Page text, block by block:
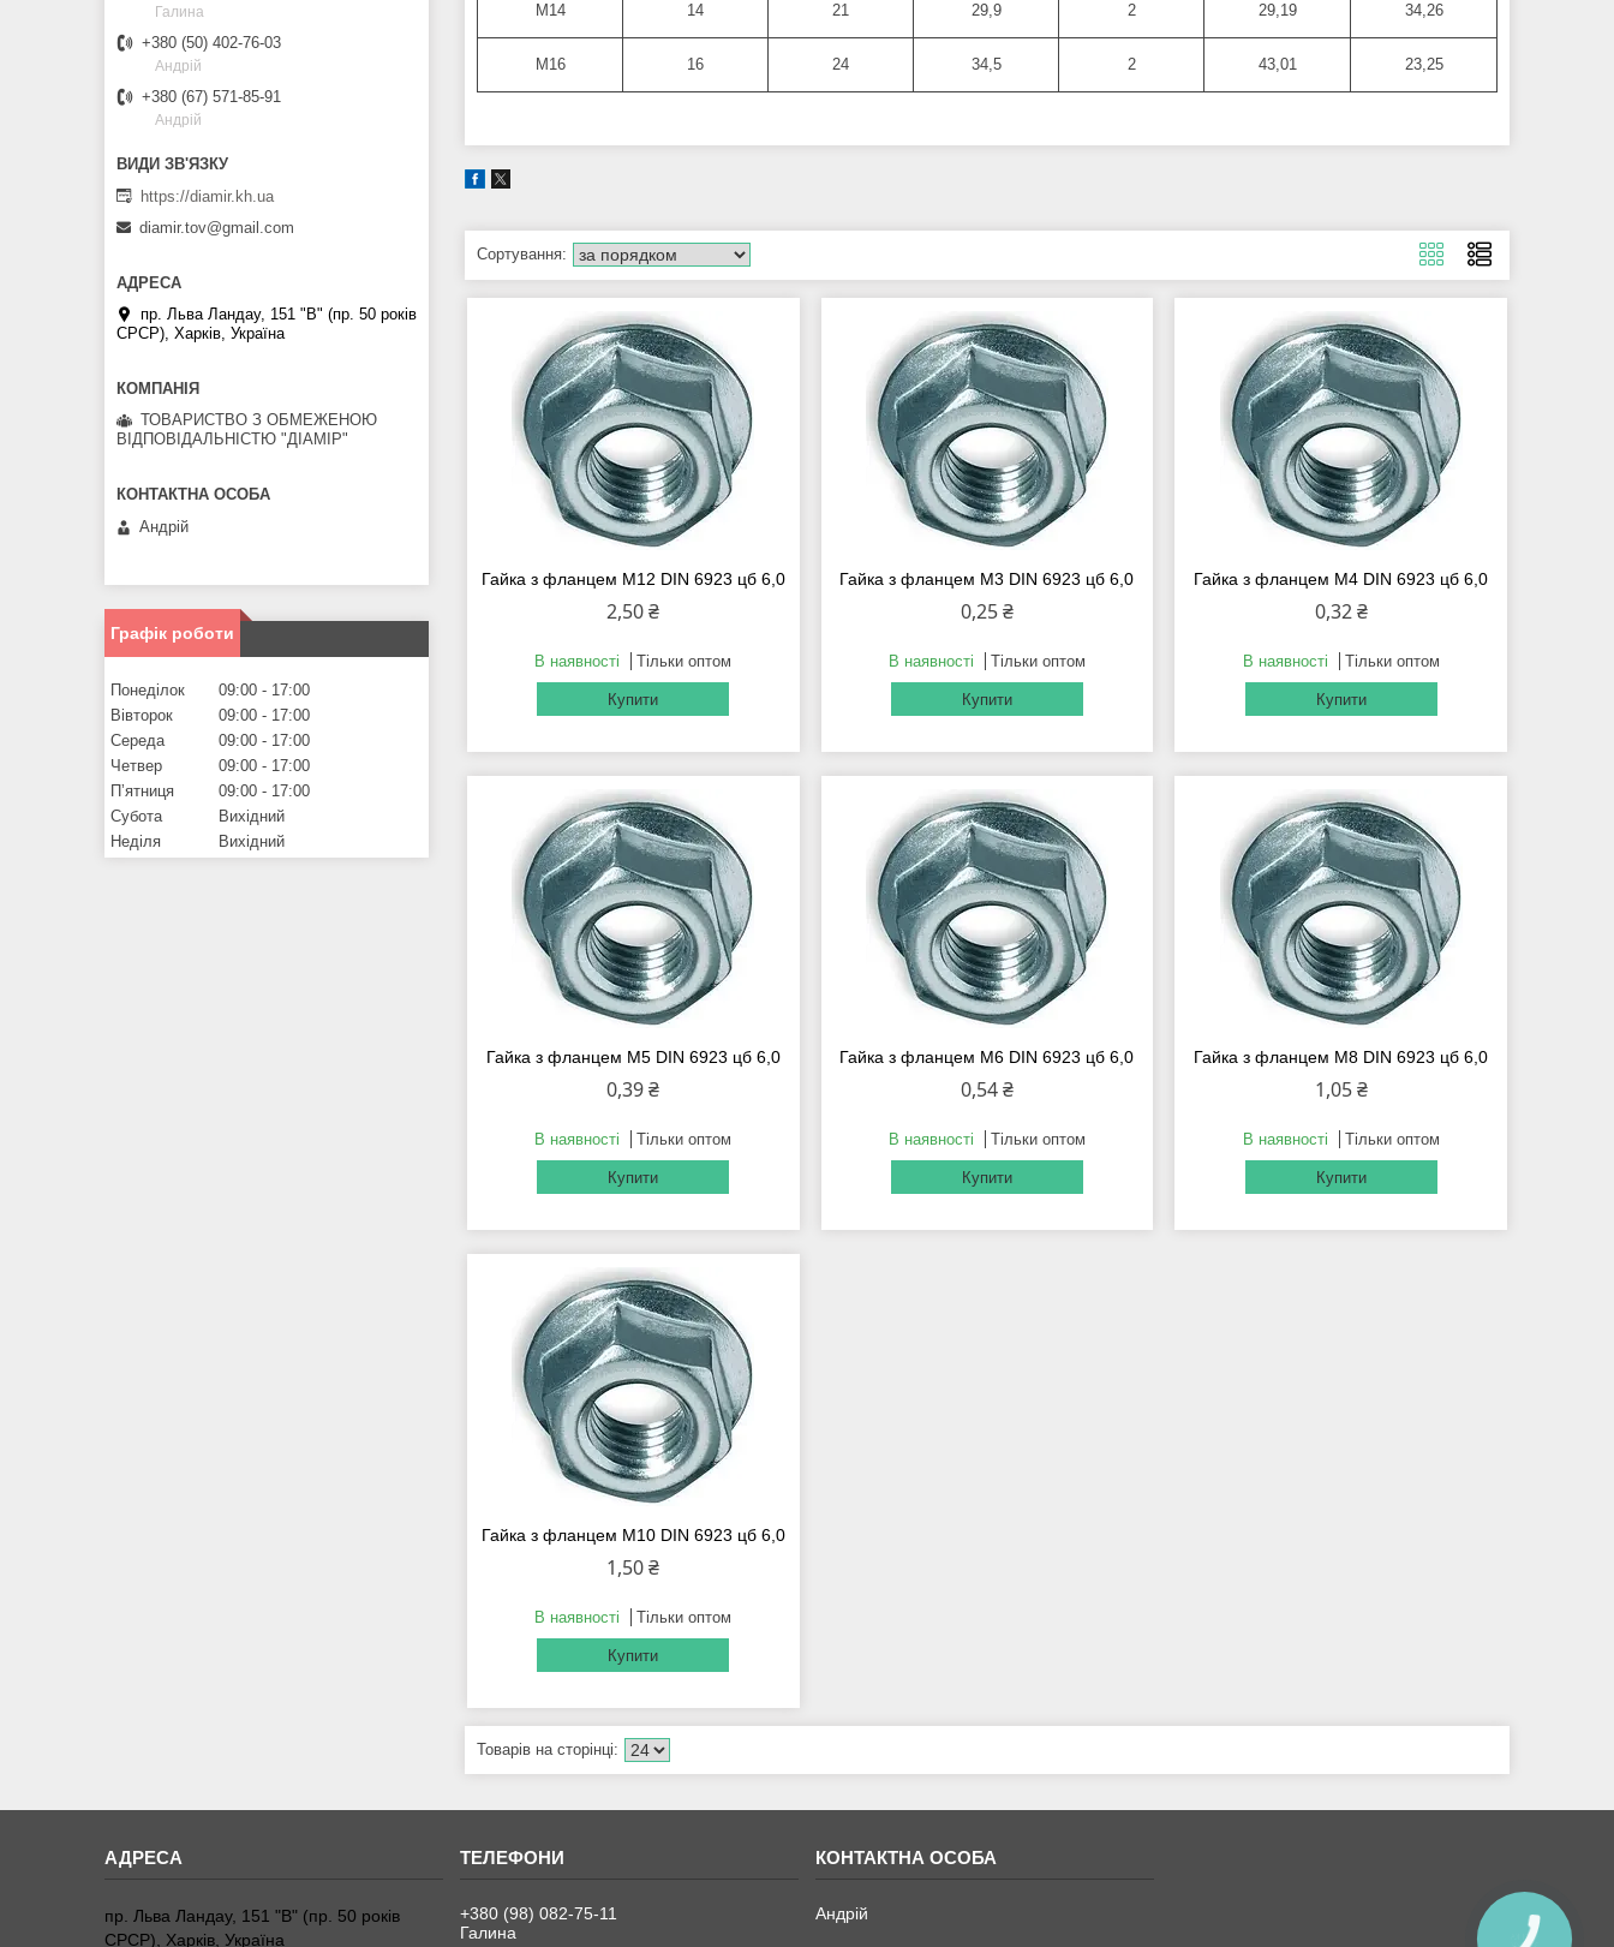
М14 14 21 29,9 2 29,19 34,26
М16 16 24 34,5 2 43,01 23,25
Гайка з фланцем М12 DIN 6923 цб 6,0
2,50 ₴
В наявності Тільки оптом
Купити
Гайка з фланцем М3 DIN 6923 цб 6,0
0,25 ₴
В наявності Тільки оптом
Купити
Гайка з фланцем М4 DIN 6923 цб 6,0
0,32 ₴
В наявності Тільки оптом
Купити
Гайка з фланцем М5 DIN 6923 цб 6,0
0,39 ₴
В наявності Тільки оптом
Купити
Гайка з фланцем М6 DIN 6923 цб 6,0
0,54 ₴
В наявності Тільки оптом
Купити
Гайка з фланцем М8 DIN 6923 цб 6,0
1,05 ₴
В наявності Тільки оптом
Купити
Гайка з фланцем М10 DIN 6923 цб 6,0
1,50 ₴
В наявності Тільки оптом
Купити
Галина
+380 (50) 402-76-03
Андрій
+380 (67) 571-85-91
Андрій
https://diamir.kh.ua
diamir.tov@gmail.com
пр. Льва Ландау, 151 "В" (пр. 50 років
СРСР), Харків, Україна
ТОВАРИСТВО З ОБМЕЖЕНОЮ
ВІДПОВІДАЛЬНІСТЮ "ДІАМІР"
Андрій
Графік роботи
Понеділок 09:00
17:00
Вівторок
09:00
17:00
Середа
09:00
17:00
Четвер
09:00
17:00
Пʼятниця
09:00
17:00
Субота
Вихідний
Неділя
Вихідний
пр. Льва Ландау, 151 "В" (пр. 50 років
СРСР), Харків, Україна
+380 (98) 082-75-11
Галина
Андрій